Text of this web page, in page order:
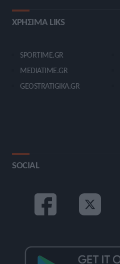
ΧΡΗΣΙΜΑ LIKS
SPORTIME.GR
MEDIATIME.GR
GEOSTRATIGIKA.GR
SOCIAL